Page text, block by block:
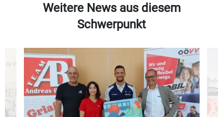
Weitere News aus diesem
Schwerpunkt